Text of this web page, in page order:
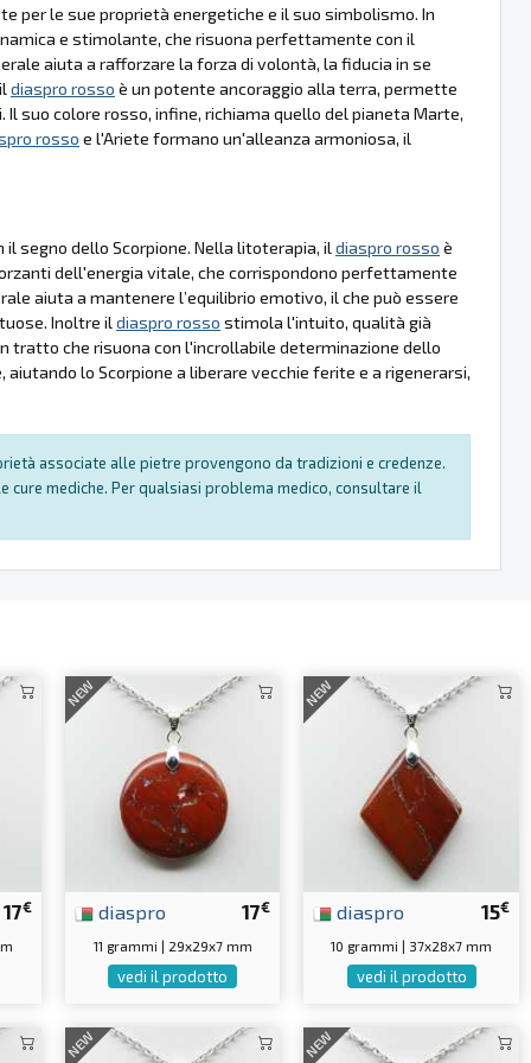
per le sue proprietà energetiche e il suo simbolismo. In
e stimolante, che risuona perfettamente con il
aiuta a rafforzare la forza di volontà, la fiducia in se
diaspro rosso è un potente ancoraggio alla terra, permette
suo colore rosso, infine, richiama quello del pianeta Marte,
rosso e l'Ariete formano un'alleanza armoniosa, il
segno dello Scorpione. Nella litoterapia, ildiaspro rosso è
dell'energia vitale, che corrispondono perfettamente
aiuta a mantenere l’equilibrio emotivo, il che può essere
Inoltre ildiaspro rosso stimola l'intuito, qualità già
tratto che risuona con l'incrollabile determinazione dello
lo Scorpione a liberare vecchie ferite e a rigenerarsi,
associate alle pietre provengono da tradizioni e credenze.
mediche. Per qualsiasi problema medico, consultare il
17€
NEW
17€
diaspro
11 grammi | 29x29x7 mm
vedi il prodotto
NEW
15€
diaspro
10 grammi | 37x28x7 mm
vedi il prodotto
NEW NEW